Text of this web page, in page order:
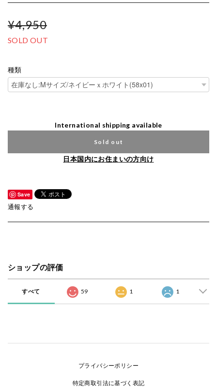
¥4,950
SOLD OUT
種類
International shipping available
Sold out
日本国内にお住まいの方向け
Save
通報する
ショップの評価
すべて 59 1 1
プライバシーポリシー
特定商取引法に基づく表記